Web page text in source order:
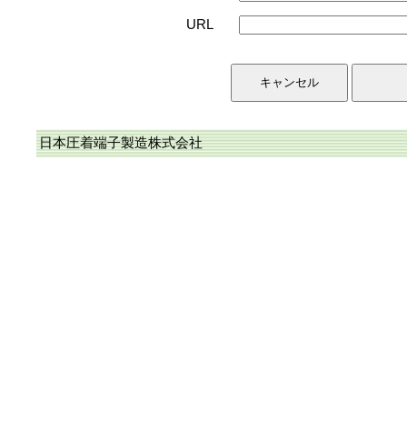
URL
日本圧着端子製造株式会社